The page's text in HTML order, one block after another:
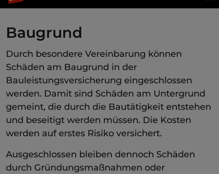
Baugrund
Durch besondere Vereinbarung können
Schäden am Baugrund in der
Bauleistungsversicherung eingeschlossen
werden. Damit sind Schäden am Untergrund
gemeint, die durch die Bautätigkeit entstehen
und beseitigt werden müssen. Die Kosten
werden auf erstes Risiko versichert.
Ausgeschlossen bleiben dennoch Schäden
durch Gründungsmaßnahmen oder